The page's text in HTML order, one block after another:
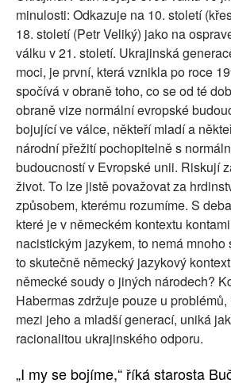
minulosti: Odkazuje na 10. století
18. století (Petr Veliký) jako na
válku v 21. století. Ukrajinská
moci, je první, která vznikla po roce
spočívá v obraně toho, co se od té
obraně vize normální evropské
bojující ve válce, někteří mladí a
národní přežití pochopitelně s
budoucností v Evropské unii. Riskují
život. To lze jistě považovat za
způsobem, kterému rozumíme. S
které je v německém kontextu
nacistickým jazykem, to nemá
to skutečně německý jazykový
německé soudy o jiných národech?
Habermas zdržuje pouze u
mezi jeho a mladší generací, uniká
racionalitou ukrajinského odporu.
„I my se bojíme,“ říká starosta